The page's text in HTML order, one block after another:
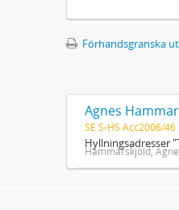
Förhandsgranska
Agnes
SE S-HS Acc2006/46
Hyllningsadresser
Hammarskjöld,